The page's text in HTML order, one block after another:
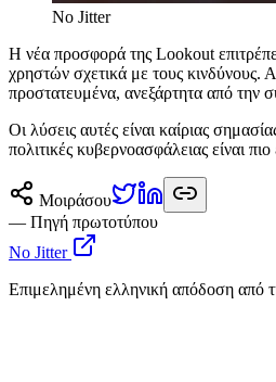
No Jitter
Η νέα προσφορά της Lookout
χρηστών σχετικά με τους κινδύνους.
προστατευμένα, ανεξάρτητα από την
Οι λύσεις αυτές είναι καίριας
πολιτικές κυβερνοασφάλειας είναι
Μοιράσου
— Πηγή πρωτοτύπου
No Jitter
Επιμελημένη ελληνική απόδοση από